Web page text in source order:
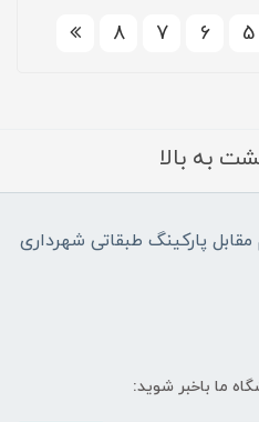
5
6
7
8
به بالا
پارکینگ طبقاتی شهرداری
ما باخبر شوید: